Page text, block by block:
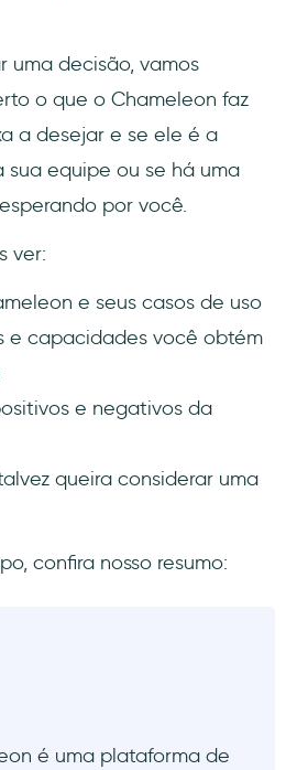
e como ele oferece
de onboarding orientados
é usado nas
principais casos de uso do
mensagens e orientação
do aplicativo ?
o Chameleon oferece para
de onboarding?
ajuda a melhorar as
e retenção para
uma decisão, vamos
o que o Chameleon faz
a desejar e se ele é a
equipe ou se há uma
por você.
ver:
e seus casos de uso
e capacidades você obtém
e negativos da
queira considerar uma
confira nosso resumo:
é uma plataforma de